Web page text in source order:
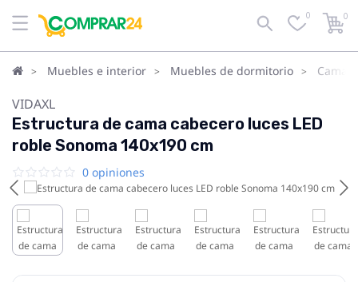
0 0
Muebles e interior Muebles de dormitorio Camas
VIDAXL
Estructura de cama cabecero luces LED
roble Sonoma 140x190 cm
0 opiniones